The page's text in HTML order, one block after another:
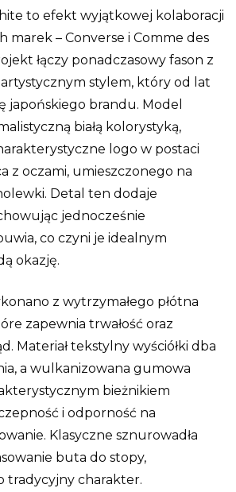
to efekt wyjątkowej kolaboracji
– Converse i Comme des
łączy ponadczasowy fason z
stylem, który od lat
japońskiego brandu. Model
białą kolorystyką,
logo w postaci
z oczami, umieszczonego na
Detal ten dodaje
jednocześnie
co czyni je idealnym
okazję.
z wytrzymałego płótna
zapewnia trwałość oraz
Materiał tekstylny wyściółki dba
a wulkanizowana gumowa
bieżnikiem
i odporność na
Klasyczne sznurowadła
buta do stopy,
tradycyjny charakter.